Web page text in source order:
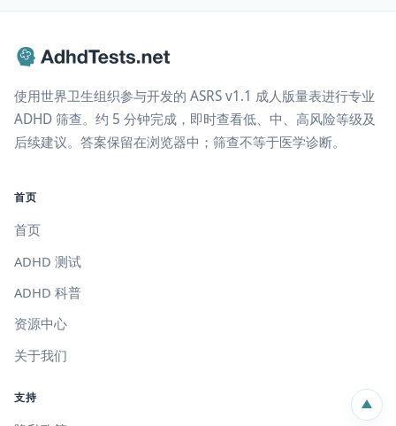
使用世界卫生组织参与开发的 ASRS v1.1 成人版量表进行专业
ADHD 筛查。约 5 分钟完成，即时查看低、中、高风险等级及
后续建议。答案保留在浏览器中；筛查不等于医学诊断。
首页
首页
ADHD 测试
ADHD 科普
资源中心
关于我们
支持